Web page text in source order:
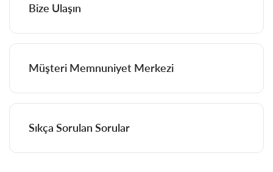
Bize Ulaşın
Müşteri Memnuniyet Merkezi
Sıkça Sorulan Sorular